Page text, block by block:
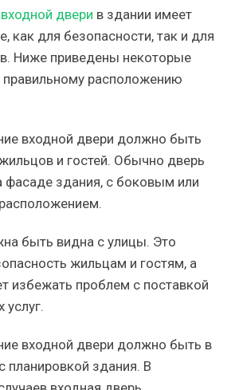
входной двери в здании имеет
как для безопасности, так и для
Ниже приведены некоторые
расположению
входной двери должно быть
и гостей. Обычно дверь
здания, с боковым или
быть видна с улицы. Это
жильцам и гостям, а
избежать проблем с поставкой
услуг.
входной двери должно быть в
планировкой здания. В